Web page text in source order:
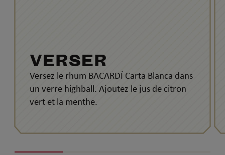
VERSER
Versez le rhum BACARDÍ Carta Blanca dans
un verre highball. Ajoutez le jus de citron
vert et la menthe.